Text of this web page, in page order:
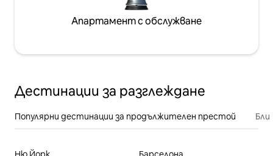
Апартамент с обслужване
Дестинации за разглеждане
Популярни дестинации за продължителен престой